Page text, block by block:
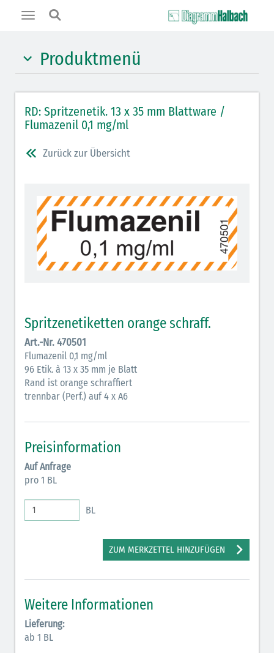
Toggle
Produktmenü
Benzodiazepine (orange)
Benzodiazepin-Antagonisten (orange schraffiert)
Muskelrelaxantien (rot weißer Kopfbalken)
Opiate/Opioide (hellblau)
Opioid-Antagonisten (hellblau schraffiert)
Lokalanästhetika (grau)
schraffiert)
Anticholinergika (hellgrün)
Cholinergika (hellgrün schraffiert)
Antiemetika (salmon)
Verschiedene Medikamente (weiß)
Antikoagulantien (hellgrau/weiß mit schwarzem
Rahmen)
Bronchodilatatoren (blau-braun)
Antikonvulsiva (grau-lila)
Elektrolyte (grün-pink)
Elektrolyte Kalium (grün-blau)
Elektrolyte NaCl (grün)
RD: Spritzenetik. 13 x 35 mm Blattware /
Flumazenil 0,1 mg/ml
Zurück zur Übersicht
Spritzenetiketten orange schraff.
Art.-Nr. 470501
Flumazenil 0,1 mg/ml
96 Etik. à 13 x 35 mm je Blatt
Rand ist orange schraffiert
trennbar (Perf.) auf 4 x A6
Preisinformation
Auf Anfrage
pro 1 BL
BL
ZUM MERKZETTEL HINZUFÜGEN
Weitere Informationen
Lieferung:
ab 1 BL